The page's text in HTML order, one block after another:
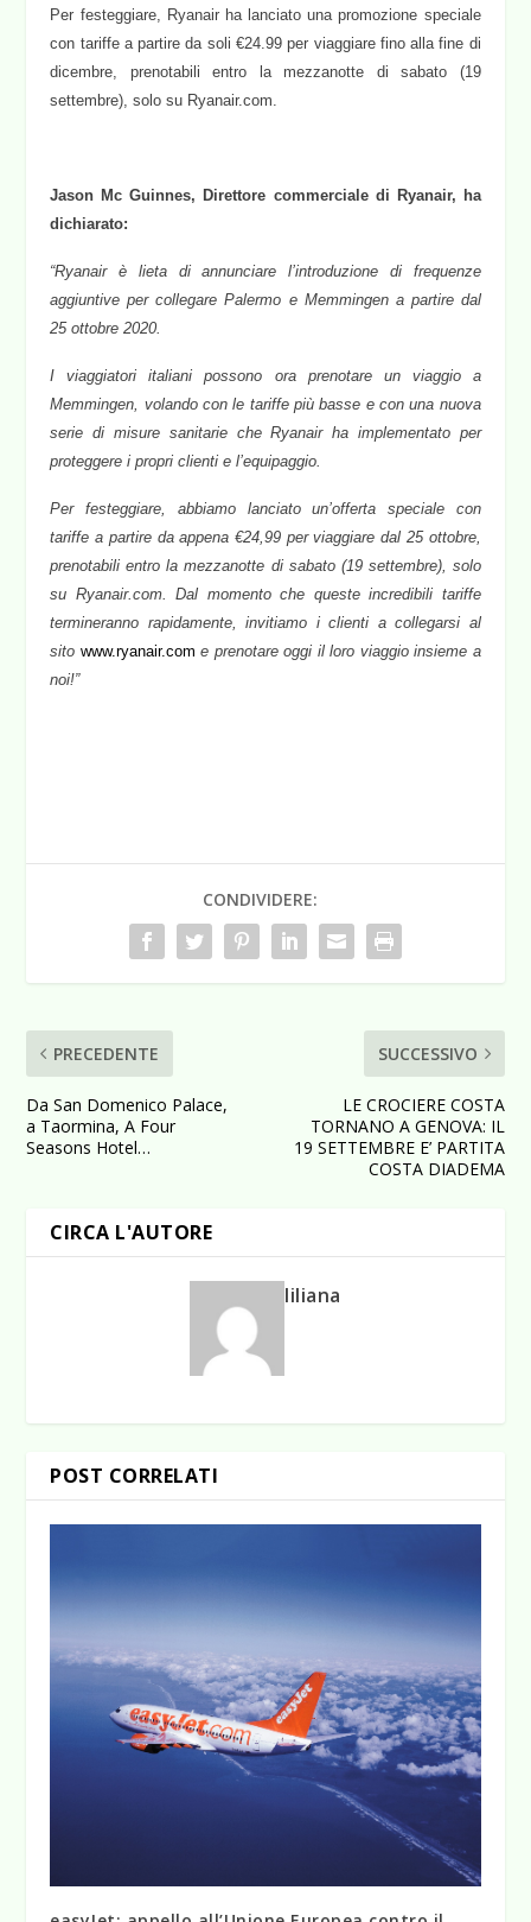
Per festeggiare, Ryanair ha lanciato una promozione speciale
con tariffe a partire da soli €24.99 per viaggiare fino alla fine di
dicembre, prenotabili entro la mezzanotte di sabato (19
settembre), solo su Ryanair.com.
Jason Mc Guinnes, Direttore commerciale di Ryanair, ha
dichiarato:
“Ryanair è lieta di annunciare l’introduzione di frequenze
aggiuntive per collegare Palermo e Memmingen a partire dal
25 ottobre 2020.
I viaggiatori italiani possono ora prenotare un viaggio a
Memmingen, volando con le tariffe più basse e con una nuova
serie di misure sanitarie che Ryanair ha implementato per
proteggere i propri clienti e l’equipaggio.
Per festeggiare, abbiamo lanciato un’offerta speciale con
tariffe a partire da appena €24,99 per viaggiare dal 25 ottobre,
prenotabili entro la mezzanotte di sabato (19 settembre), solo
su Ryanair.com. Dal momento che queste incredibili tariffe
termineranno rapidamente, invitiamo i clienti a collegarsi al
sito www.ryanair.com e prenotare oggi il loro viaggio insieme a
noi!”
CONDIVIDERE:
PRECEDENTE
Da San Domenico Palace,
a Taormina, A Four
Seasons Hotel…
SUCCESSIVO
LE CROCIERE COSTA
TORNANO A GENOVA: IL
19 SETTEMBRE E’ PARTITA
COSTA DIADEMA
CIRCA L'AUTORE
liliana
POST CORRELATI